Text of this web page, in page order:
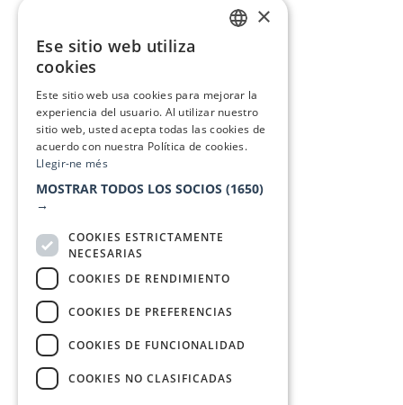
×
Ese sitio web utiliza
cookies
Este sitio web usa cookies para mejorar la
experiencia del usuario. Al utilizar nuestro
sitio web, usted acepta todas las cookies de
acuerdo con nuestra Política de cookies.
Llegir-ne més
MOSTRAR TODOS LOS SOCIOS (1650)
→
COOKIES ESTRICTAMENTE
NECESARIAS
COOKIES DE RENDIMIENTO
COOKIES DE PREFERENCIAS
COOKIES DE FUNCIONALIDAD
COOKIES NO CLASIFICADAS